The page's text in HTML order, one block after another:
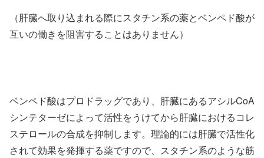
（肝臓へ取り込まれる際にスタチン系の薬とベンペド酸が
互いの働きを阻害することはありません）
ベンペド酸はプロドラッグであり、肝臓にあるアシルCoA
シンテターゼによって活性をうけてから肝臓におけるコレ
ステロールの合成を抑制します。理論的には肝臓で活性化
されて効果を発揮する薬ですので、スタチン系のような筋